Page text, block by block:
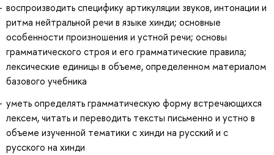
воспроизводить специфику артикуляции звуков, интонации и
ритма нейтральной речи в языке хинди; основные
особенности произношения и устной речи; основы
грамматического строя и его грамматические правила;
лексические единицы в объеме, определенном материалом
базового учебника
уметь определять грамматическую форму встречающихся
лексем, читать и переводить тексты письменно и устно в
объеме изученной тематики с хинди на русский и с
русского на хинди